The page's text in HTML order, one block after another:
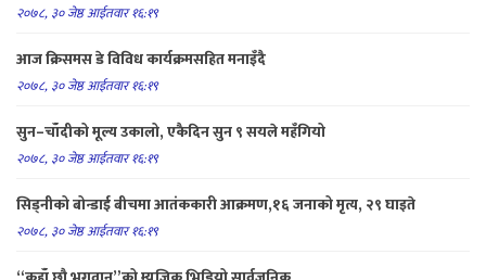
२०७८, ३० जेष्ठ आईतवार १६:१९
आज क्रिसमस डे विविध कार्यक्रमसहित मनाइँदै
२०७८, ३० जेष्ठ आईतवार १६:१९
सुन–चाँदीको मूल्य उकालो, एकैदिन सुन ९ सयले महँगियो
२०७८, ३० जेष्ठ आईतवार १६:१९
सिड्नीको बोन्डाई बीचमा आतंककारी आक्रमण,१६ जनाको मृत्य, २९ घाइते
२०७८, ३० जेष्ठ आईतवार १६:१९